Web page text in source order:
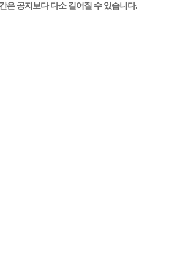
은 공지보다 다소 길어질 수 있습니다.